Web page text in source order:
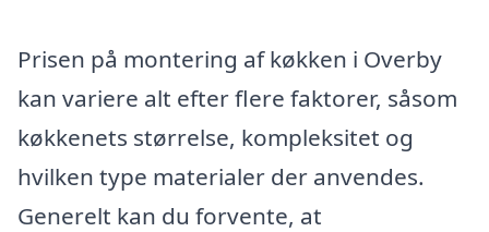
Prisen på montering af køkken i Overby
kan variere alt efter flere faktorer, såsom
køkkenets størrelse, kompleksitet og
hvilken type materialer der anvendes.
Generelt kan du forvente, at